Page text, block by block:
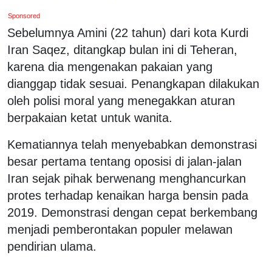
Sponsored
Sebelumnya Amini (22 tahun) dari kota Kurdi
Iran Saqez, ditangkap bulan ini di Teheran,
karena dia mengenakan pakaian yang
dianggap tidak sesuai. Penangkapan dilakukan
oleh polisi moral yang menegakkan aturan
berpakaian ketat untuk wanita.
Kematiannya telah menyebabkan demonstrasi
besar pertama tentang oposisi di jalan-jalan
Iran sejak pihak berwenang menghancurkan
protes terhadap kenaikan harga bensin pada
2019. Demonstrasi dengan cepat berkembang
menjadi pemberontakan populer melawan
pendirian ulama.